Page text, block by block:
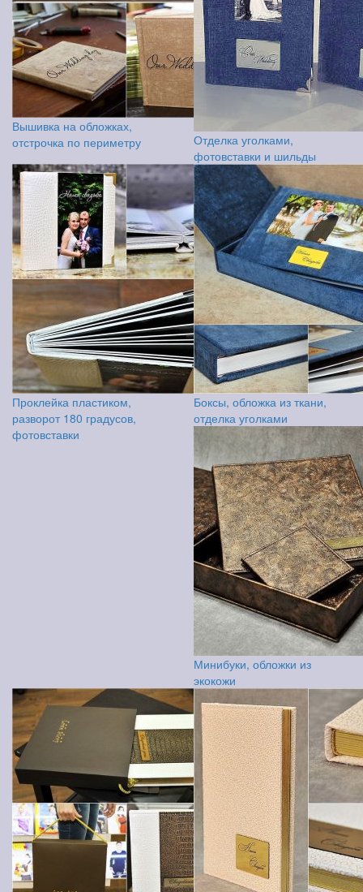
Вышивка на обложках,
отстрочка по периметру
Отделка уголками,
фотовставки и шильды
Проклейка пластиком,
разворот 180 градусов,
фотовставки
Боксы, обложка из ткани,
отделка уголками
Минибуки, обложки из
экокожи